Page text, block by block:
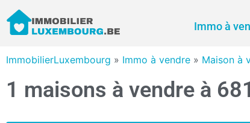
Immo à
ImmobilierLuxembourg » Immo à vendre » Maison à
1 maisons à vendre à